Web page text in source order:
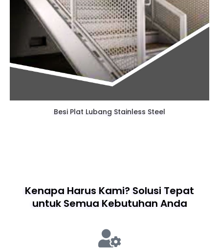
Besi Plat Lubang Stainless Steel
Kenapa Harus Kami? Solusi Tepat
untuk Semua Kebutuhan Anda